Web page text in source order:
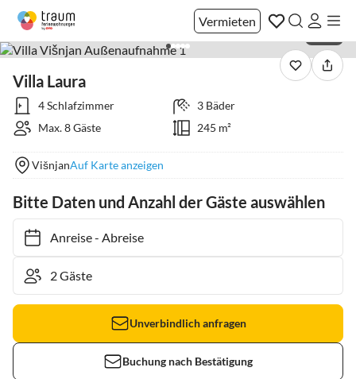
Vermieten
Villa Laura
4 Schlafzimmer
3 Bäder
Max. 8 Gäste
245 m²
VišnjanAuf Karte anzeigen
Bitte Daten und Anzahl der Gäste auswählen
Anreise- Abreise
Unverbindlich anfragen
Buchung nach Bestätigung